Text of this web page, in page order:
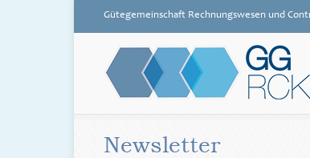
Gütegemeinschaft Rechnungswesen und
GG RCK
Newsletter